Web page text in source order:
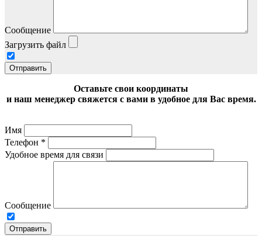
Сообщение
Загрузить файл
Отправить
Оставьте свои координаты
и наш менеджер свяжется с вами в удобное для Вас время.
Имя
Телефон *
Удобное время для связи
Сообщение
Отправить